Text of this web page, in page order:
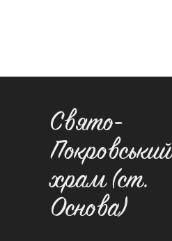
Свято-
Покровський
храм (ст.
Основа)